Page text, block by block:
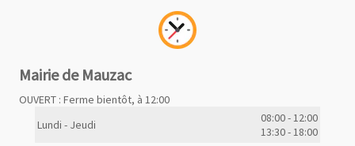
Mairie de Mauzac
OUVERT : Ferme bientôt, à 12:00
Lundi - Jeudi
08:00 - 12:00
13:30 - 18:00